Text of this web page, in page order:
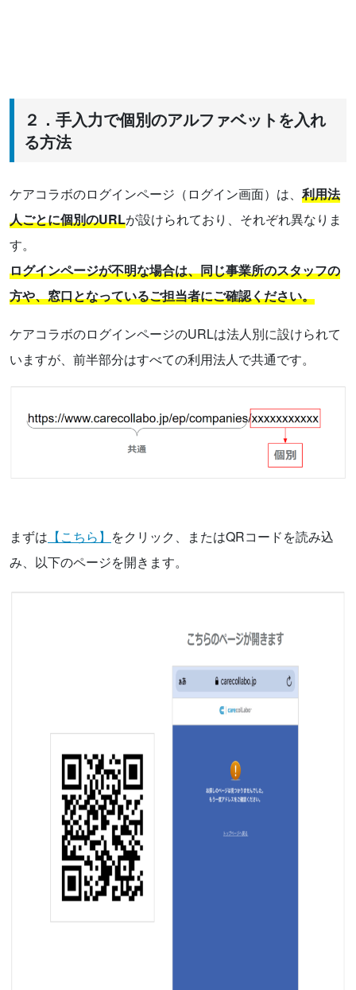
２．手入力で個別のアルファベットを入れ
る方法
ケアコラボのログインページ（ログイン画面）は、 利用法
人ごとに個別のURLが設けられており、それぞれ異なりま
す。
ログインページが不明な場合は、同じ事業所のスタッフの
方や、窓口となっているご担当者にご確認ください。
ケアコラボのログインページのURLは法人別に設けられて
いますが、前半部分はすべての利用法人で共通です。
まずは 【こちら】 をクリック、またはQRコードを読み込
み、以下のページを開きます。